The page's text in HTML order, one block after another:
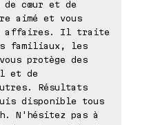
de cœur et de
et vous
affaires. Il traite
familiaux, les
protège des
et de
Résultats
disponible tous
N'hésitez pas à